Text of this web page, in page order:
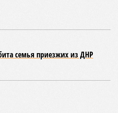
Group осенью 2024 года, но
по словам дольщиков,
строители обещают сдать к
2028-го. Но никто при
задается вопросом: как эти
На строительной
дольщиков, регулярно
техника отсутствует. Ни
кранов, ни признаков
том, что до «декабря 2026»